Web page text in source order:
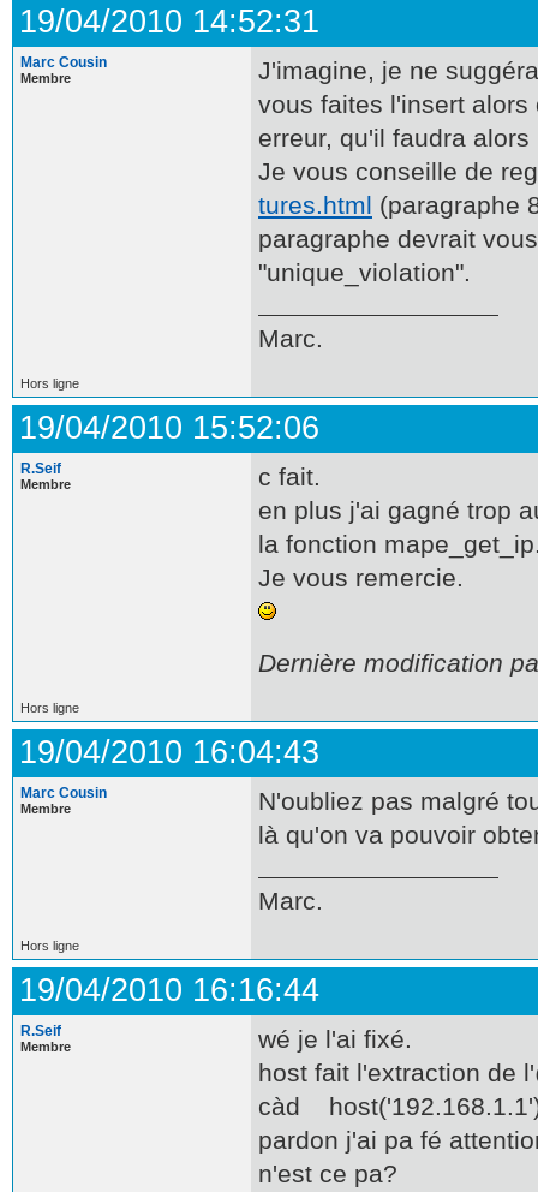
19/04/2010 14:52:31
Marc Cousin
Membre
J'imagine, je ne
vous faites l'insert
erreur, qu'il faudra alors
Je vous conseille de
tures.html (paragraphe
paragraphe devrait
"unique_violation".
Marc.
Hors ligne
19/04/2010 15:52:06
R.Seif
Membre
c fait.
en plus j'ai gagné trop
la fonction
Je vous remercie.
Dernière modification
Hors ligne
19/04/2010 16:04:43
Marc Cousin
Membre
N'oubliez pas malgré
là qu'on va pouvoir
Marc.
Hors ligne
19/04/2010 16:16:44
R.Seif
Membre
wé je l'ai fixé.
host fait l'extraction de
càd
pardon j'ai pa fé
n'est ce pa?